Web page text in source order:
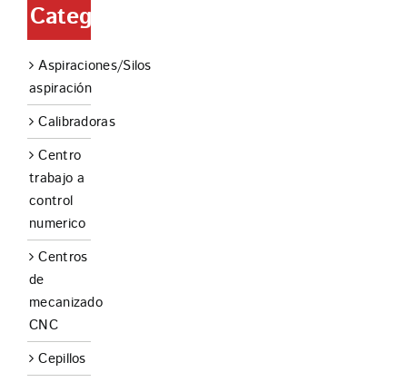
Categorías
Aspiraciones/Silos
aspiración
Calibradoras
Centro
trabajo a
control
numerico
Centros
de
mecanizado
CNC
Cepillos